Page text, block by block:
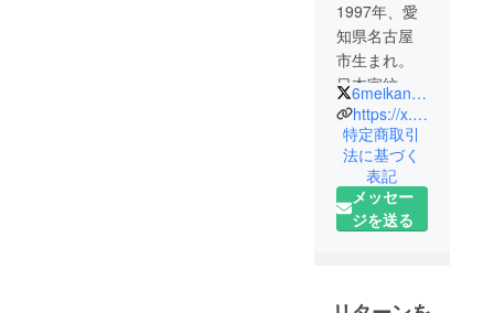
1997年、愛
知県名古屋
市生まれ。
日本家紋研
究会、イギ
リス紋章協
会所属。
著書に
『「家紋の
国」はいか
イツーソ
6meikan_herald
https://x.com/6meikan_herald
特定商取引
法に基づく
表記
メッセー
ジを送る